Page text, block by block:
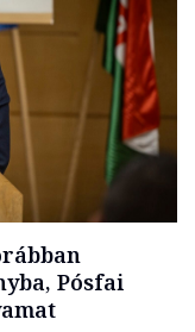
Pósfai